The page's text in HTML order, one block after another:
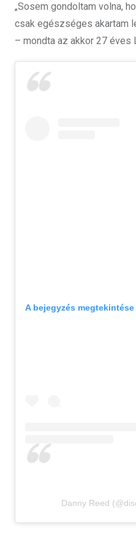
„Sosem gondoltam volna,
csak egészséges akartam
– mondta az akkor 27 éves
A bejegyzés
Danny Reed